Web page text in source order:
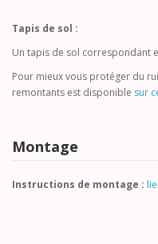
Tapis de sol :
Un tapis de sol correspondant
Pour mieux vous protéger du
remontants est disponible sur
Montage
Instructions de montage :